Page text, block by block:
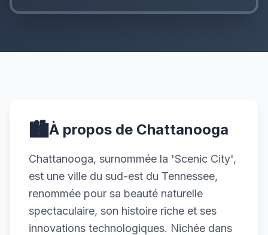
🏙️À propos de Chattanooga
Chattanooga, surnommée la 'Scenic City',
est une ville du sud-est du Tennessee,
renommée pour sa beauté naturelle
spectaculaire, son histoire riche et ses
innovations technologiques. Nichée dans